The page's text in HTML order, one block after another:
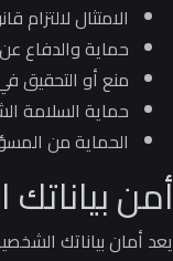
الامتثال لالتزام
حماية والدفاع
منع أو التحقيق
حماية السلامة
الحماية من
أمن
يعد أمان بياناتك